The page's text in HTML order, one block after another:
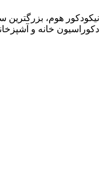
نیکودکور هوم،
دکوراسیون خانه و